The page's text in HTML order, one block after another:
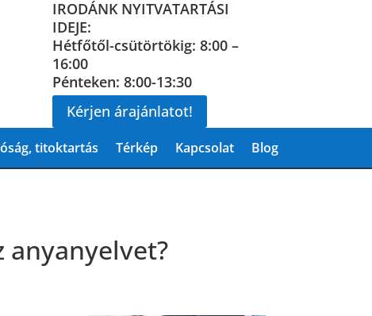
IRODÁNK NYITVATARTÁSI
IDEJE:
Hétfőtől-csütörtökig: 8:00 –
16:00
Pénteken: 8:00-13:30
Kérjen árajánlatot!
titoktartás Térkép Kapcsolat Blog
anyanyelvet?